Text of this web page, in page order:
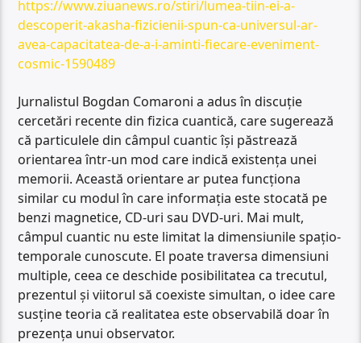
https://www.ziuanews.ro/stiri/lumea-tiin-ei-a-
descoperit-akasha-fizicienii-spun-ca-universul-ar-
avea-capacitatea-de-a-i-aminti-fiecare-eveniment-
cosmic-1590489
Jurnalistul Bogdan Comaroni a adus în discuție
cercetări recente din fizica cuantică, care sugerează
că particulele din câmpul cuantic își păstrează
orientarea într-un mod care indică existența unei
memorii. Această orientare ar putea funcționa
similar cu modul în care informația este stocată pe
benzi magnetice, CD-uri sau DVD-uri. Mai mult,
câmpul cuantic nu este limitat la dimensiunile spațio-
temporale cunoscute. El poate traversa dimensiuni
multiple, ceea ce deschide posibilitatea ca trecutul,
prezentul și viitorul să coexiste simultan, o idee care
susține teoria că realitatea este observabilă doar în
prezența unui observator.